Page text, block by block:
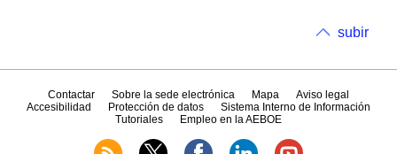
subir
Contactar Sobre la sede electrónica Mapa
Aviso legal
Accesibilidad
Protección de datos
Sistema Interno de Información
Tutoriales
Empleo en la AEBOE